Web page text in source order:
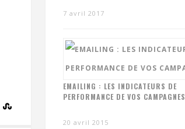
7 avril 2017
EMAILING : LES INDICATEURS DE
PERFORMANCE DE VOS CAMPAGNES
20 avril 2015